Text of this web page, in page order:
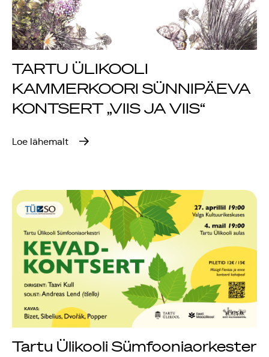
Üliõpilasmaja 20.
sünnipäev
Gaudeamus 2018
Tartus
TARTU ÜLIKOOLI
KAMMERKOORI SÜNNIPÄEVA
KONTSERT „VIIS JA VIIS“
Loe lähemalt
Tartu Ülikooli Sümfooniaorkester